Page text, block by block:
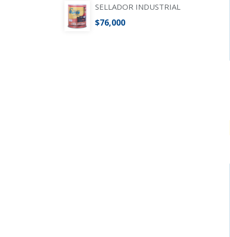
SELLADOR INDUSTRIAL
$76,000